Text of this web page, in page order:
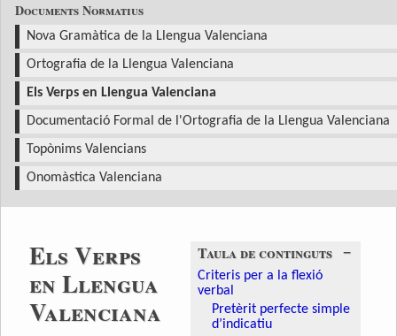
Documents Normatius
Nova Gramàtica de la Llengua Valenciana
Ortografia de la Llengua Valenciana
Els Verps en Llengua Valenciana
Documentació Formal de l'Ortografia de la Llengua Valenciana
Topònims Valencians
Onomàstica Valenciana
−
Taula de continguts
Criteris per a la flexió
verbal
Pretèrit perfecte simple
d’indicatiu
Els Verps
en Llengua
Valenciana